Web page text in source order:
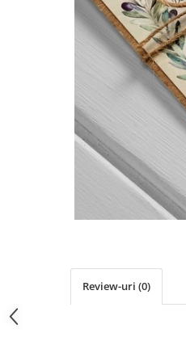
Pachete marturii
Pungi si cutii prajituri
Sticle si borcane
Cutii flori de hartie
Cutii flori de sapun
Cutii flori mixte
Aranjamente tematice
2025 Craciun
2020 Craciun si Anul Nou
Toamna și Halloween
Valentine's Day
Review-uri (0)